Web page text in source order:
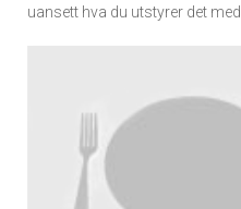
uansett hva du utstyrer det med.